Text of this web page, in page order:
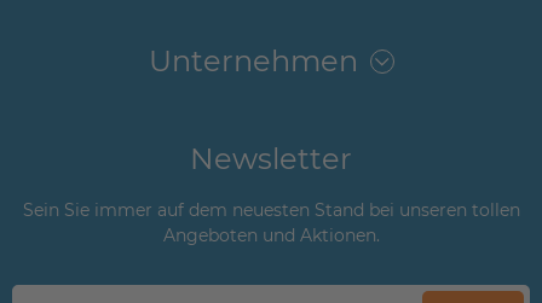
Unternehmen
Newsletter
Sein Sie immer auf dem neuesten Stand bei unseren tollen
Angeboten und Aktionen.